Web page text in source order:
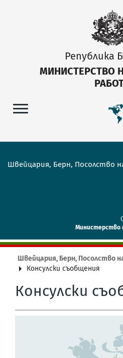
Република
МИНИСТЕРСТВО
Швейцария, Берн, Посолство
Швейцария, Берн, Посолство
Консулски съобщения
Консулски